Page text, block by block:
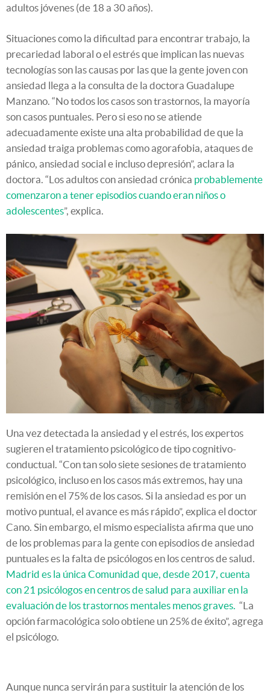
adultos jóvenes (de 18 a 30 años).
Situaciones como la dificultad para encontrar trabajo, la
precariedad laboral o el estrés que implican las nuevas
tecnologías son las causas por las que la gente joven con
ansiedad llega a la consulta de la doctora Guadalupe
Manzano. “No todos los casos son trastornos, la mayoría
son casos puntuales. Pero si eso no se atiende
adecuadamente existe una alta probabilidad de que la
ansiedad traiga problemas como agorafobia, ataques de
pánico, ansiedad social e incluso depresión”, aclara la
doctora. “Los adultos con ansiedad crónica probablemente
comenzaron a tener episodios cuando eran niños o
adolescentes”, explica.
Una vez detectada la ansiedad y el estrés, los expertos
sugieren el tratamiento psicológico de tipo cognitivo-
conductual. “Con tan solo siete sesiones de tratamiento
psicológico, incluso en los casos más extremos, hay una
remisión en el 75% de los casos. Si la ansiedad es por un
motivo puntual, el avance es más rápido”, explica el doctor
Cano. Sin embargo, el mismo especialista afirma que uno
de los problemas para la gente con episodios de ansiedad
puntuales es la falta de psicólogos en los centros de salud.
Madrid es la única Comunidad que, desde 2017, cuenta
con 21 psicólogos en centros de salud para auxiliar en la
evaluación de los trastornos mentales menos graves. “La
opción farmacológica solo obtiene un 25% de éxito”, agrega
el psicólogo.
Aunque nunca servirán para sustituir la atención de los